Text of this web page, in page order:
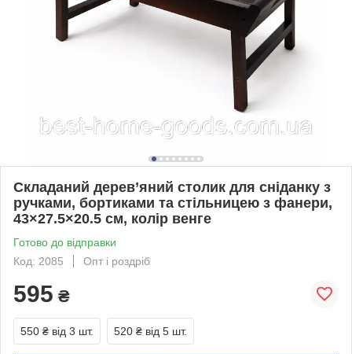
Складаний дерев’яний столик для сніданку з
ручками, бортиками та стільницею з фанери,
43×27.5×20.5 см, колір венге
Готово до відправки
Код: 2085
Опт і роздріб
595 ₴
550 ₴ від 3 шт. 520 ₴ від 5 шт.